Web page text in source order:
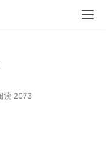
读 2073